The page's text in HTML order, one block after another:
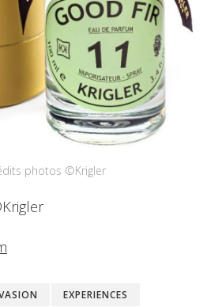
photos ©Krigler
EXPERIENCES